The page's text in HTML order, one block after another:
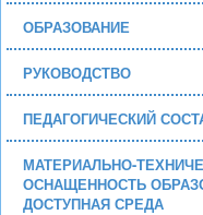
ОБРАЗОВАНИЕ
РУКОВОДСТВО
ПЕДАГОГИЧЕСКИЙ
МАТЕРИАЛЬНО-
ОСНАЩЕННОСТЬ
ДОСТУПНАЯ СРЕДА